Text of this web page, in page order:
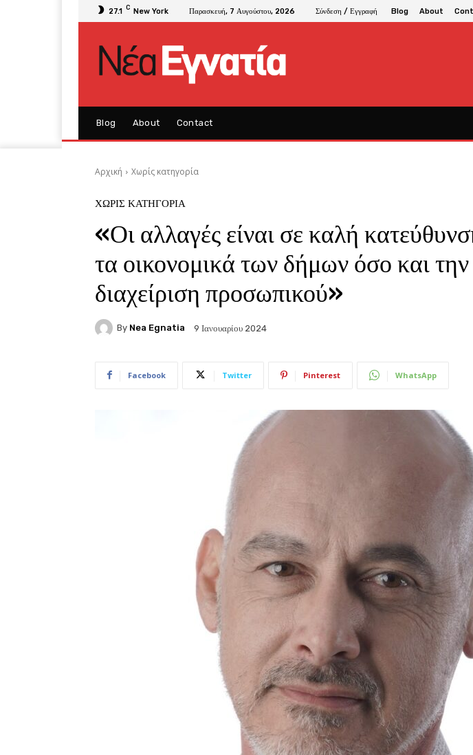
27.1 C New York Παρασκευή, 7 Αυγούστου, 2026 Σύνδεση / Εγγραφή Blog About
Blog About Contact
Αρχική Χωρίς κατηγορία
ΧΩΡΊΣ ΚΑΤΗΓΟΡΊΑ
«Οι αλλαγές είναι σε καλή
τα οικονομικά των δήμων όσο και την
διαχείριση προσωπικού»
By Nea Egnatia 9 Ιανουαρίου 2024
Facebook Twitter Pinterest WhatsApp